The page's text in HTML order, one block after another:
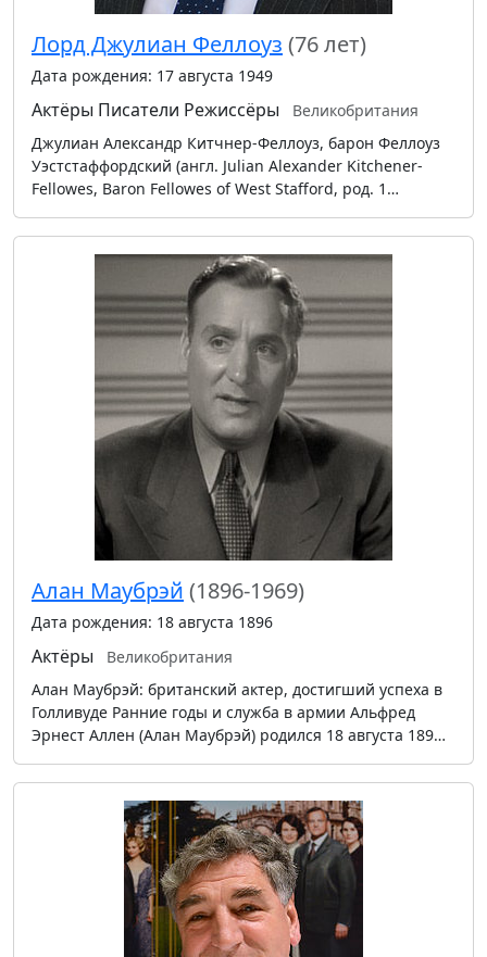
Лорд Джулиан Феллоуз (76 лет)
Дата рождения: 17 августа 1949
Актёры Писатели Режиссёры
Великобритания
Джулиан Александр Китчнер-Феллоуз, барон Феллоуз
Уэстстаффордский (англ. Julian Alexander Kitchener-
Fellowes, Baron Fellowes of West Stafford, род. 1…
Алан Маубрэй (1896-1969)
Дата рождения: 18 августа 1896
Актёры
Великобритания
Алан Маубрэй: британский актер, достигший успеха в
Голливуде Ранние годы и служба в армии Альфред
Эрнест Аллен (Алан Маубрэй) родился 18 августа 189…